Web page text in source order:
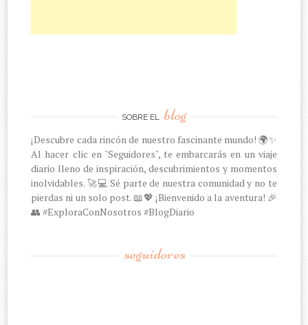
SOBRE EL blog
¡Descubre cada rincón de nuestro fascinante mundo! 🌍✨
Al hacer clic en "Seguidores", te embarcarás en un viaje
diario lleno de inspiración, descubrimientos y momentos
inolvidables. 🚀💻 Sé parte de nuestra comunidad y no te
pierdas ni un solo post. 📖💖 ¡Bienvenido a la aventura! 🎉
👥 #ExploraConNosotros #BlogDiario
seguidores